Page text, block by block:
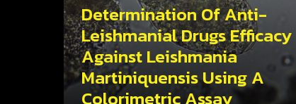
Determination Of Anti-
Leishmanial Drugs Efficacy
Against Leishmania
Martiniquensis Using A
Colorimetric Assay